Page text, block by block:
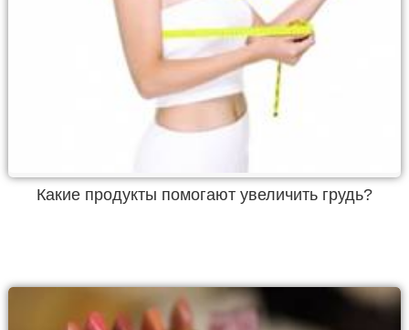
Какие продукты помогают увеличить грудь?